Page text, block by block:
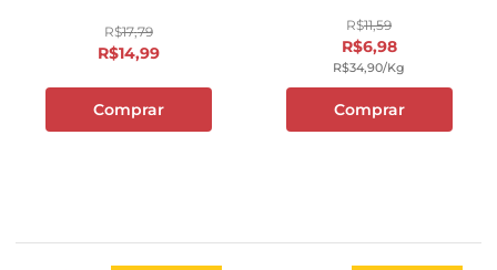
R$17,79
R$14,99
Comprar
R$11,59
R$6,98
R$34,90/kg
Comprar